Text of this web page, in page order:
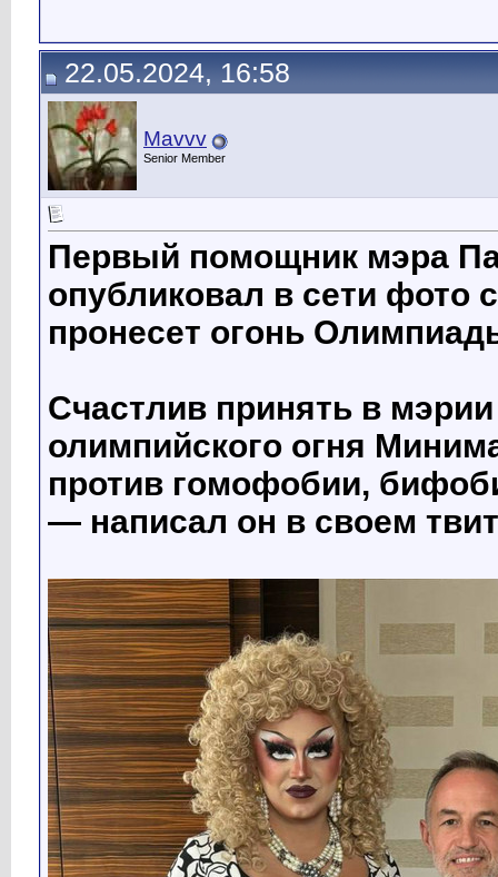
22.05.2024, 16:58
Mavvv
Senior Member
Первый помощник мэра
опубликовал в сети фото
пронесет огонь
Счастлив принять в
олимпийского огня
против гомофобии,
— написал он в своем